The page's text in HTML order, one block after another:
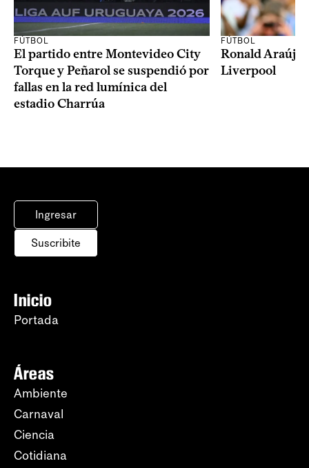
FÚTBOL
El partido entre Montevideo City
Torque y Peñarol se suspendió por
fallas en la red lumínica del
estadio Charrúa
FÚTBOL
Ronald Araújo
Liverpool
Ingresar
Suscribite
Inicio
Portada
Áreas
Ambiente
Carnaval
Ciencia
Cotidiana